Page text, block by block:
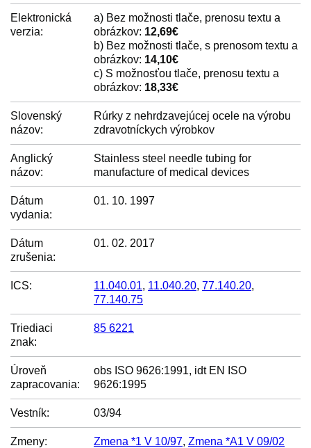
Elektronická
verzia:
a) Bez možnosti tlače, prenosu textu a
obrázkov: 12,69€
b) Bez možnosti tlače, s prenosom textu a
obrázkov: 14,10€
c) S možnosťou tlače, prenosu textu a
obrázkov: 18,33€
Slovenský
názov:
Rúrky z nehrdzavejúcej ocele na výrobu
zdravotníckych výrobkov
Anglický
názov:
Stainless steel needle tubing for
manufacture of medical devices
Dátum
vydania:
01. 10. 1997
Dátum
zrušenia:
01. 02. 2017
ICS: 11.040.01, 11.040.20, 77.140.20,
77.140.75
Triediaci
znak:
85 6221
Úroveň
zapracovania:
obs ISO 9626:1991, idt EN ISO
9626:1995
Vestník: 03/94
Zmeny: Zmena *1 V 10/97, Zmena *A1 V 09/02